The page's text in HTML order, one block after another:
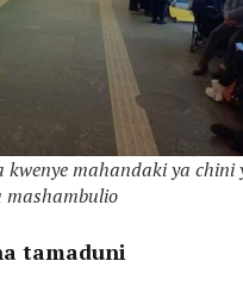
mahandaki ya chini
tamaduni